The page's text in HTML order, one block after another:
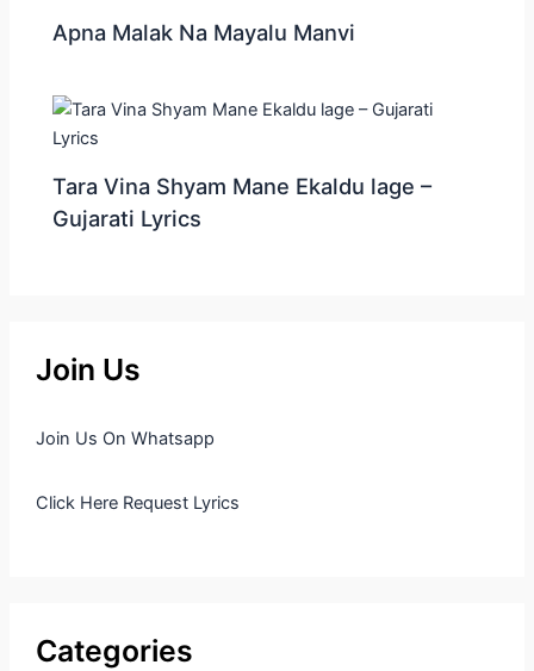
Apna Malak Na Mayalu Manvi
Tara Vina Shyam Mane Ekaldu lage –
Gujarati Lyrics
Join Us
Join Us On Whatsapp
Click Here Request Lyrics
Categories